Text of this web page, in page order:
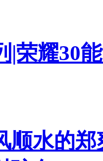
|荣耀30
顺水的